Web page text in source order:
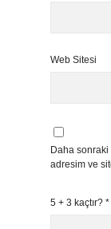
Web Sitesi
Daha sonraki
adresim ve
5 + 3 kaçtır? *